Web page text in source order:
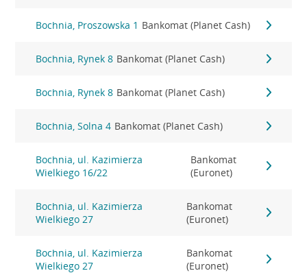
Bochnia, Proszowska 1 Bankomat (Planet Cash)
Bochnia, Rynek 8 Bankomat (Planet Cash)
Bochnia, Rynek 8 Bankomat (Planet Cash)
Bochnia, Solna 4 Bankomat (Planet Cash)
Bochnia, ul. Kazimierza
Wielkiego 16/22
Bankomat
(Euronet)
Bochnia, ul. Kazimierza
Wielkiego 27
Bankomat
(Euronet)
Bochnia, ul. Kazimierza
Wielkiego 27
Bankomat
(Euronet)